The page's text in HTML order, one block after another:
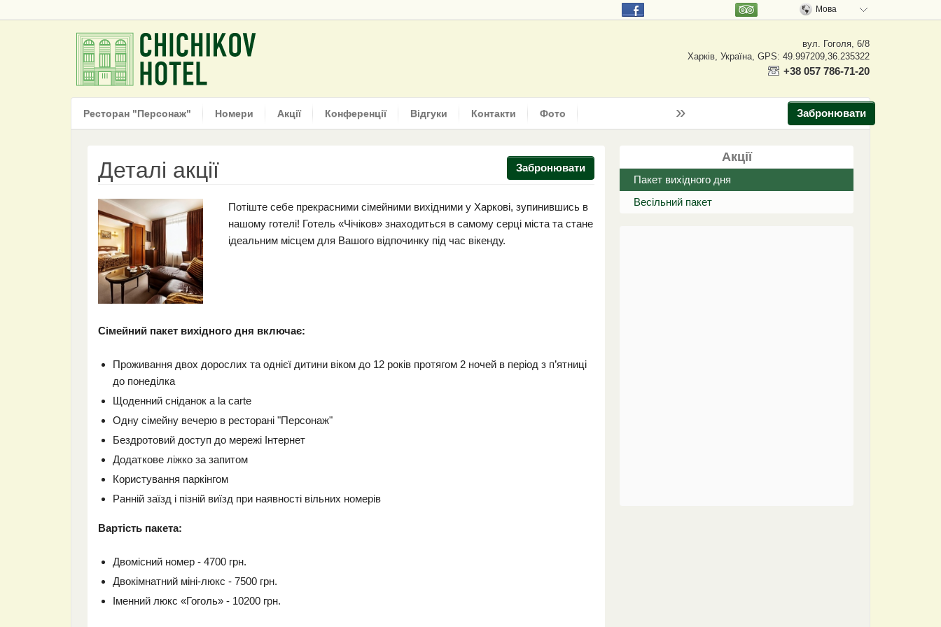
Мова
вул. Гоголя, 6/8
Харків, Україна, GPS: 49.997209,36.235322
+38 057 786-71-20
Ресторан "Персонаж" Номери Акції Конференції Відгуки Контакти Фото » Забронювати
Забронювати
Деталі акції
Потіште себе прекрасними сімейними вихідними у Харкові, зупинившись в
нашому готелі! Готель «Чічіков» знаходиться в самому серці міста та стане
ідеальним місцем для Вашого відпочинку під час вікенду.
Сімейний пакет вихідного дня включає:
Проживання двох дорослих та однієї дитини віком до 12 років протягом 2 ночей в період з п’ятниці
до понеділка
Щоденний сніданок a la carte
Одну сімейну вечерю в ресторані "Персонаж"
Бездротовий доступ до мережі Інтернет
Додаткове ліжко за запитом
Користування паркінгом
Ранній заїзд і пізній виїзд при наявності вільних номерів
Вартість пакета:
Двомісний номер - 4700 грн.
Двокімнатний міні-люкс - 7500 грн.
Іменний люкс «Гоголь» - 10200 грн.
Акції
Пакет вихідного дня
Весільний пакет